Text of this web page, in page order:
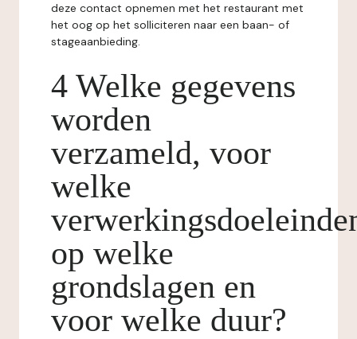
deze contact opnemen met het restaurant met
het oog op het solliciteren naar een baan- of
stageaanbieding.
4 Welke gegevens
worden
verzameld, voor
welke
op welke
grondslagen en
voor welke duur?